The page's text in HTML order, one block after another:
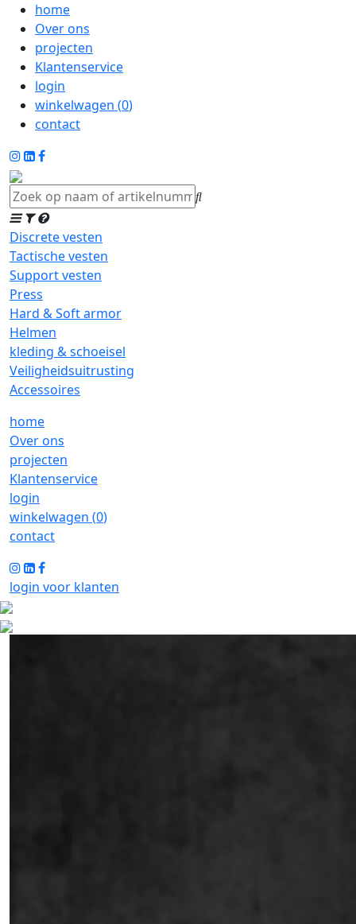
home
Over ons
projecten
Klantenservice
login
winkelwagen (0)
contact
Discrete vesten
Tactische vesten
Support vesten
Press
Hard & Soft armor
Helmen
kleding & schoeisel
Veiligheidsuitrusting
Accessoires
home
Over ons
projecten
Klantenservice
login
winkelwagen (0)
contact
login voor klanten